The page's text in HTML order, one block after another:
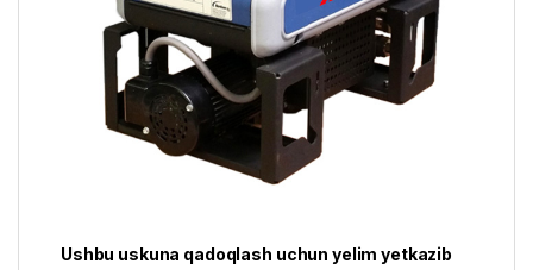
Ushbu uskuna qadoqlash uchun yelim yetkazib